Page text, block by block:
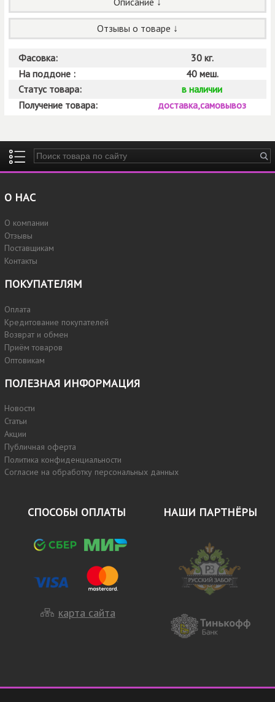
Отзывы о товаре
Фасовка:
30 кг.
На поддоне :
40 меш.
Статус товара:
в наличии
Получение товара:
доставка,самовывоз
Введите ключевые слова для поиска
О НАС
О компании
Отзывы
Поставщикам
Контакты
ПОКУПАТЕЛЯМ
Оплата
Кредитование покупателей
Возврат и обмен
Приём товаров
Оптовикам
ПОЛЕЗНАЯ ИНФОРМАЦИЯ
Новости
Статьи
Акции
Публичная оферта
Политика конфиденциальности
Согласие на обработку персональных данных
СПОСОБЫ ОПЛАТЫ
карта сайта
НАШИ ПАРТНЁРЫ